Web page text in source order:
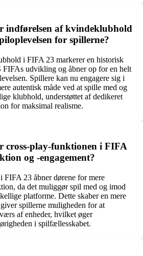
indførelsen af kvindeklubhold
for spillerne?
i FIFA 23 markerer en historisk
udvikling og åbner op for en helt
Spillere kan nu engagere sig i
autentisk måde ved at spille med og
klubhold, understøttet af dedikeret
for maksimal realisme.
cross-play-funktionen i FIFA
og -engagement?
FIFA 23 åbner dørene for mere
da det muliggør spil med og imod
platforme. Dette skaber en mere
spillerne muligheden for at
af enheder, hvilket øger
i spilfællesskabet.